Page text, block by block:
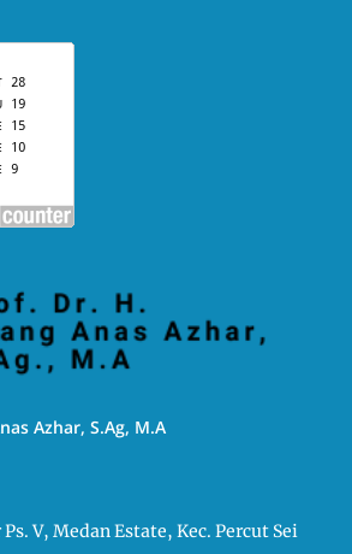
Azhar, S.Ag, M.A
V, Medan Estate, Kec. Percut Sei